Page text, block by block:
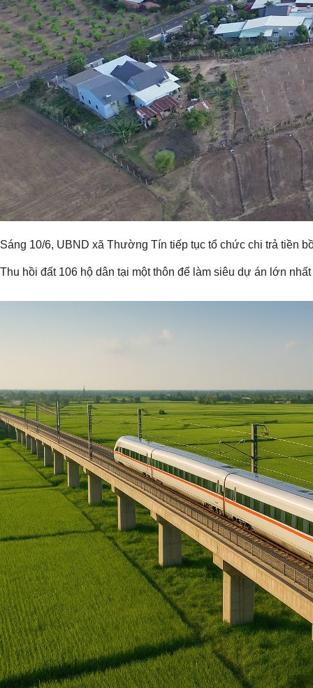
Sáng 10/6, UBND xã Thường Tín tiếp tục tổ chức chi trả tiền
Thu hồi đất 106 hộ dân tại một thôn để làm siêu dự án lớn